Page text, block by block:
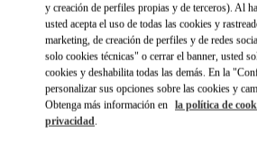
y creación de perfiles propias y de terceros). Al
usted acepta el uso de todas las cookies y
marketing, de creación de perfiles y de redes
solo cookies técnicas" o cerrar el banner, usted
cookies y deshabilita todas las demás. En la
personalizar sus opciones sobre las cookies y
Obtenga más información en la política de
privacidad.